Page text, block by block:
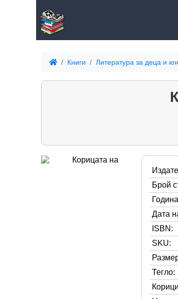
Книги Литература за деца и
Брой
Дата
ISBN:
SKU:
Тегло: